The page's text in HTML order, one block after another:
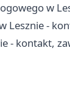
w
Lesznie -
- kontakt,